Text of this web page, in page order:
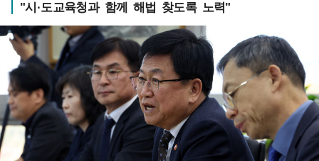
"시·도교육청과 함께 해법 찾도록 노력"